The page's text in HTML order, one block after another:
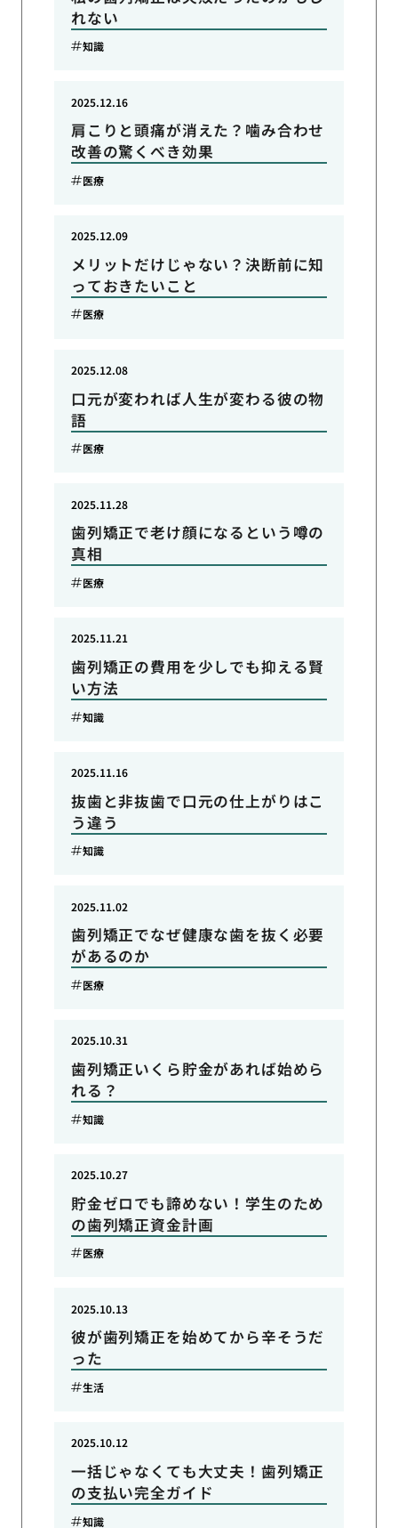
れない
知識
肩こりと頭痛が消えた？噛み合わせ
改善の驚くべき効果
2025.12.16
医療
メリットだけじゃない？決断前に知
っておきたいこと
2025.12.09
医療
口元が変われば人生が変わる彼の物
語
2025.12.08
医療
歯列矯正で老け顔になるという噂の
真相
2025.11.28
医療
歯列矯正の費用を少しでも抑える賢
い方法
2025.11.21
知識
抜歯と非抜歯で口元の仕上がりはこ
う違う
2025.11.16
知識
歯列矯正でなぜ健康な歯を抜く必要
があるのか
2025.11.02
医療
歯列矯正いくら貯金があれば始めら
れる？
2025.10.31
知識
貯金ゼロでも諦めない！学生のため
の歯列矯正資金計画
2025.10.27
医療
彼が歯列矯正を始めてから辛そうだ
った
2025.10.13
生活
一括じゃなくても大丈夫！歯列矯正
の支払い完全ガイド
2025.10.12
知識